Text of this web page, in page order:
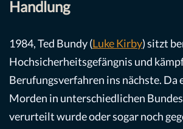
Handlung
1984, Ted Bundy (Luke Kirby) sitzt
Hochsicherheitsgefängnis und
Berufungsverfahren ins nächste. Da
Morden in unterschiedlichen
verurteilt wurde oder sogar noch